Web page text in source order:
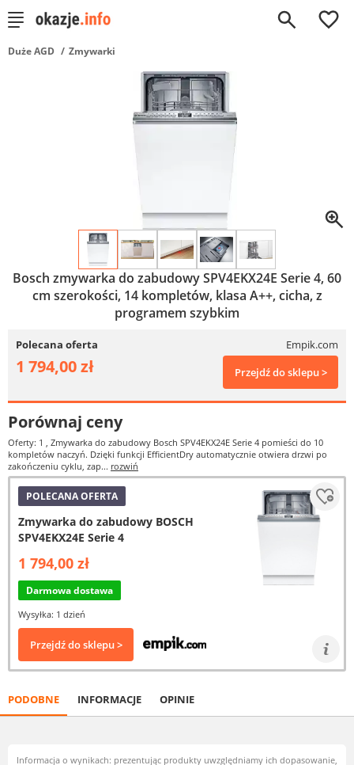
0
Duże AGD Zmywarki
Bosch zmywarka do zabudowy SPV4EKX24E Serie 4, 60
cm szerokości, 14 kompletów, klasa A++, cicha, z
programem szybkim
Polecana oferta Empik.com
1 794,00 zł Przejdź do sklepu >
Porównaj ceny
Oferty: 1 , Zmywarka do zabudowy Bosch SPV4EKX24E Serie 4 pomieści do 10
kompletów naczyń. Dzięki funkcji EfficientDry automatycznie otwiera drzwi po
zakończeniu cyklu, zap... rozwiń
POLECANA OFERTA
Zmywarka do zabudowy BOSCH
SPV4EKX24E Serie 4
1 794,00 zł
Darmowa dostawa
Wysyłka: 1 dzień
Przejdź do sklepu >
PODOBNE INFORMACJE OPINIE
Informacja o wynikach: prezentując produkty uwzględniamy ich dopasowanie,